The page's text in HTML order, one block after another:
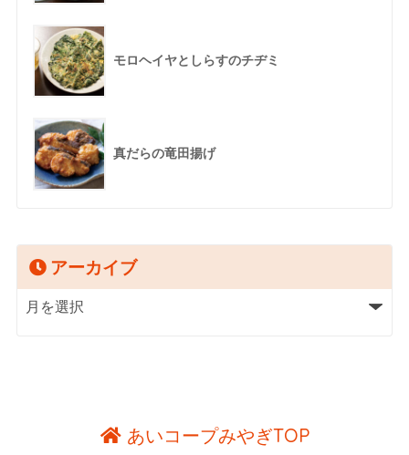
モロヘイヤとしらすのチヂミ
真だらの竜田揚げ
アーカイブ
あいコープみやぎTOP